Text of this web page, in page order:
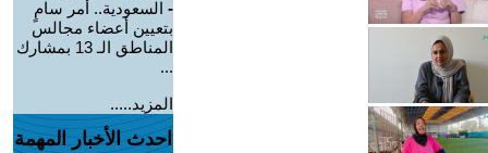
- السعودية.. أمر سامٍ
بتعيين أعضاء مجالس
المناطق الـ 13 بمشارك
...
المزيد.....
احدث الأخبار المهمة